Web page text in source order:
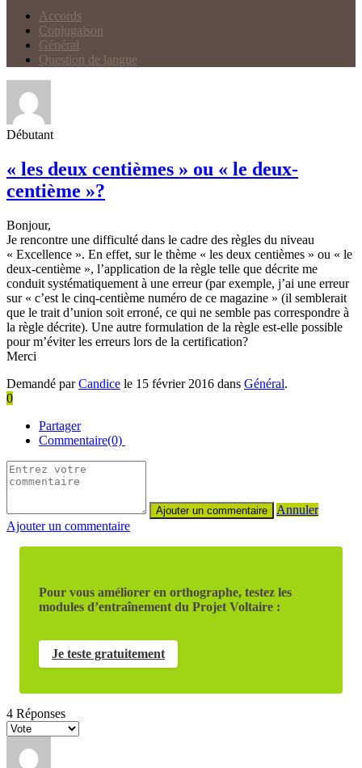
Accords
Conjugaison
Général
Question de langue
Débutant
« les deux centièmes » ou « le deux-
centième »?
Bonjour,
Je rencontre une difficulté dans le cadre des règles du niveau
« Excellence ». En effet, sur le thème « les deux centièmes » ou « le
deux-centième », l’application de la règle telle que décrite me
conduit systématiquement à une erreur (par exemple, j’ai une erreur
sur « c’est le cinq-centième numéro de ce magazine » (il semblerait
que le trait d’union soit erroné, ce qui ne semble pas correspondre à
la règle décrite). Une autre formulation de la règle est-elle possible
pour m’éviter les erreurs lors de la certification?
Merci
Demandé parCandice le 15 février 2016 dans Général.
0
Partager
Commentaire(0)
Annuler
Ajouter un commentaire
Pour vous améliorer en orthographe, testez les
modules d’entraînement du Projet Voltaire :
Je teste gratuitement
4 Réponses